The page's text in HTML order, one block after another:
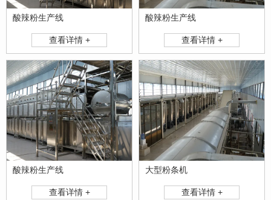
酸辣粉生产线
查看详情 +
酸辣粉生产线
查看详情 +
酸辣粉生产线
查看详情 +
大型粉条机
查看详情 +